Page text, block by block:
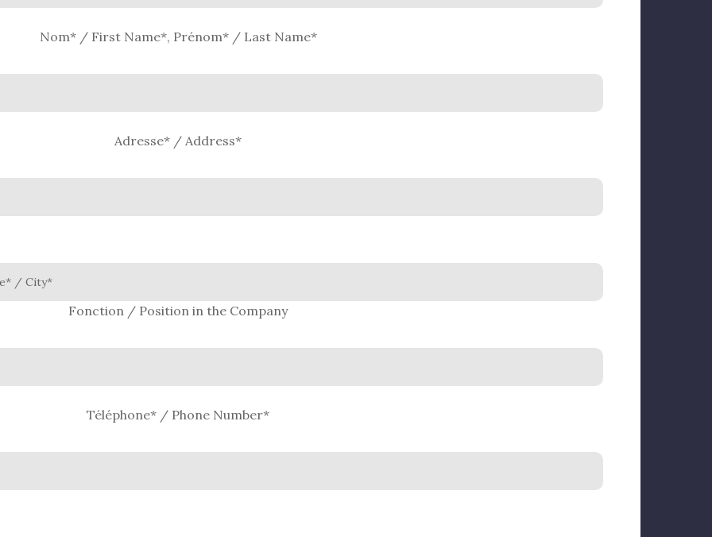
Nom* / First Name*, Prénom* / Last Name*
Adresse* / Address*
/ City*
Fonction / Position in the Company
Téléphone* / Phone Number*